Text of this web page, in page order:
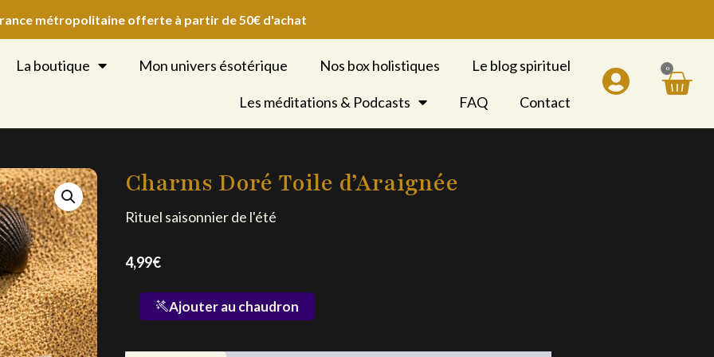
métropolitaine offerte à partir de 50€ d'achat
La boutique Mon univers ésotérique Nos box holistiques Le blog spirituel
Les méditations & Podcasts FAQ Contact
0
Charms Doré Toile d’Araignée
Rituel saisonnier de l'été
4,99€
quantité Ajouter au chaudron